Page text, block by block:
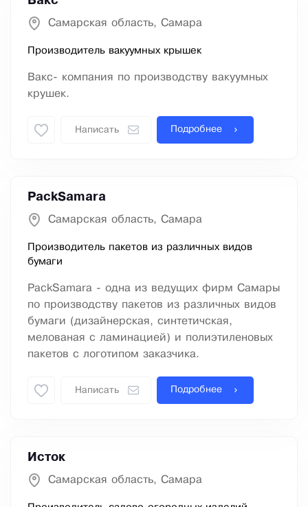
Самарская область, Самара
Производитель вакуумных крышек
Вакс- компания по производству вакуумных
крушек.
Написать Подробнее
PackSamara
Самарская область, Самара
Производитель пакетов из различных видов
бумаги
PackSamara - одна из ведущих фирм Самары
по производству пакетов из различных видов
бумаги (дизайнерская, синтетичская,
мелованая с ламинацией) и полиэтиленовых
пакетов с логотипом заказчика.
Написать Подробнее
Исток
Самарская область, Самара